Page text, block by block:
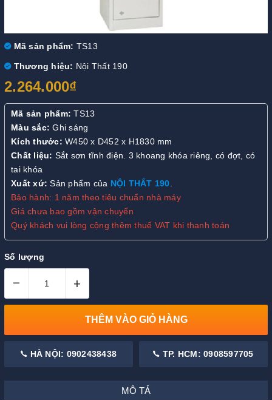
Mã sản phẩm: TS13
Thương hiệu: Nội Thất 190
2.264.000₫
Mã sản phẩm: TS13
Màu sắc: Ghi sáng
Kích thước: W450 x D452 x H1830 mm
Chất liệu: Sắt sơn tĩnh điện. 3 khoang khóa riêng, có đợt, có
tai khóa
Xuất xứ: Sản phẩm của NỘI THẤT 190.
Bảo hành: 1 năm theo tiêu chuẩn nhà máy
Giá chưa bao gồm vận chuyển
Quý khách vui lòng cộng thêm thuế VAT khi thanh toán
Số lượng
– +
THÊM VÀO GIỎ HÀNG
HÀ NỘI: 0902438438 TP. HCM: 0908597705
MÔ TẢ